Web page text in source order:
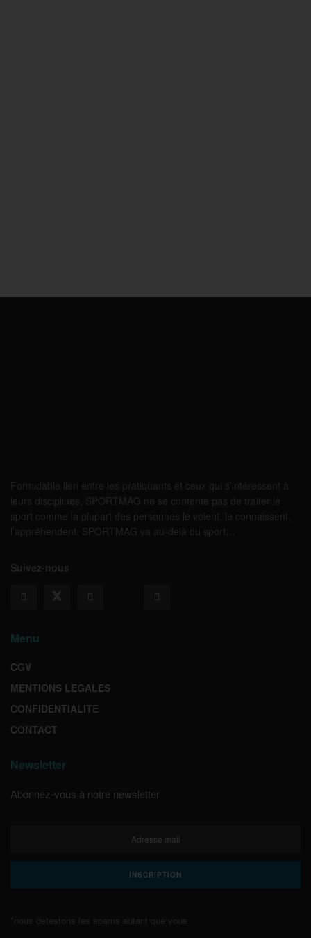
Formidable lien entre les pratiquants et ceux qui s’intéressent à
leurs disciplines, SPORTMAG ne se contente pas de traiter le
sport comme la plupart des personnes le voient, le connaissent,
l’appréhendent. SPORTMAG va au-delà du sport…
Suivez-nous
Menu
CGV
MENTIONS LEGALES
CONFIDENTIALITE
CONTACT
Newsletter
Abonnez-vous à notre newsletter
*nous détestons les spams autant que vous